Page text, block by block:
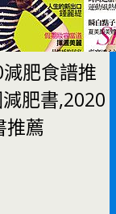
肥食譜推
肥書,2020
推薦